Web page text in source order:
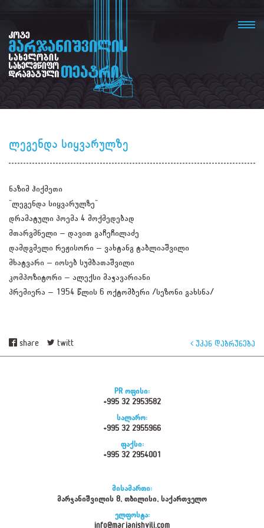
ლეგენდა სიყვარულზე
ნაზიმ ჰიქმეთი
"ლეგენდა სიყვარულზე"
დრამატული პოემა 4 მოქმედებად
მთარგმნელი – დავით გაჩეჩილაძე
დამდგმელი რეჟისორი – ვახტანგ ტაბლიაშვილი
მხატვარი – იოსებ სუმბათაშვილი
კომპოზიტორი – ალექსი მაჭავარიანი
პრემიერა – 1954 წლის 6 ოქტომბერი /სეზონი გახსნა/
share twitt უკან დაბრუნება
PR ოფისი:
+995 32 2953582
სალარო:
+995 32 2955966
ფაქსი:
+995 32 2954001
მისამართი:
მარჯანიშვილის 8, თბილისი, საქართველო
ელფოსტა:
info@marjanishvili.com